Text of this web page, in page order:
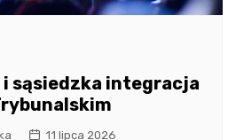
sąsiedzka integracja
11 lipca 2026